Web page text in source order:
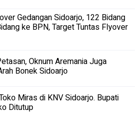
Gedangan Sidoarjo, 122 Bidang
ke BPN, Target Tuntas Flyover
Oknum Aremania Juga
Bonek Sidoarjo
Miras di KNV Sidoarjo. Bupati
Ditutup